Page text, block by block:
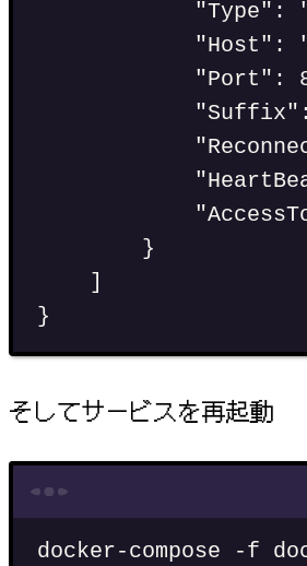
"Type" :
"Host" :
"Port" :
"Suffix" :
"
"
"
}
}
そしてサービスを再起動
docker-compose -f